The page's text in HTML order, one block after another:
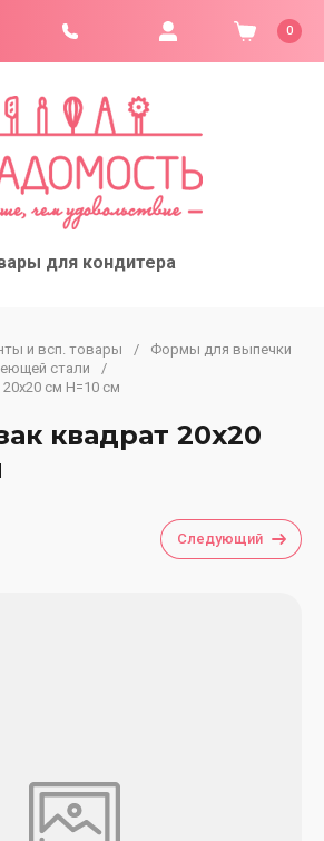
для кондитера
0
и всп. товары /
Формы для выпечки
стали
/
см H=10 см
квадрат 20х20
Следующий